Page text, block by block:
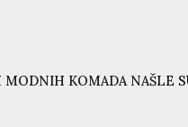
KOMADA NAŠLE